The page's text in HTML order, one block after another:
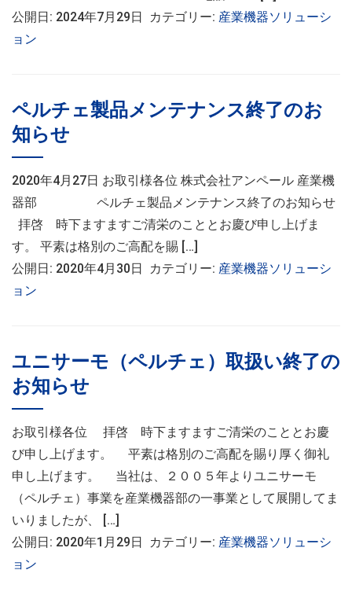
公開日: 2024年7月29日 カテゴリー: 産業機器ソリューシ
ョン
ペルチェ製品メンテナンス終了のお
知らせ
2020年4月27日 お取引様各位 株式会社アンペール 産業機
器部 ペルチェ製品メンテナンス終了のお知らせ
拝啓 時下ますますご清栄のこととお慶び申し上げま
す。 平素は格別のご高配を賜 […]
公開日: 2020年4月30日 カテゴリー: 産業機器ソリューシ
ョン
ユニサーモ（ペルチェ）取扱い終了の
お知らせ
お取引様各位 拝啓 時下ますますご清栄のこととお慶
び申し上げます。 平素は格別のご高配を賜り厚く御礼
申し上げます。 当社は、２００５年よりユニサーモ
（ペルチェ）事業を産業機器部の一事業として展開してま
いりましたが、 […]
公開日: 2020年1月29日 カテゴリー: 産業機器ソリューシ
ョン